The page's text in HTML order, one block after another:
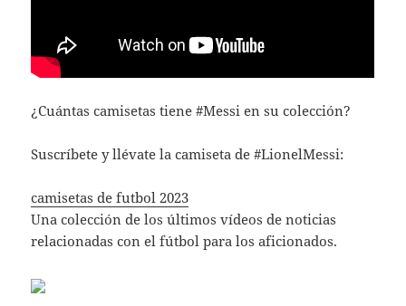
¿Cuántas camisetas tiene #Messi en su colección?
Suscríbete y llévate la camiseta de #LionelMessi:
camisetas de futbol 2023
Una colección de los últimos vídeos de noticias
relacionadas con el fútbol para los aficionados.